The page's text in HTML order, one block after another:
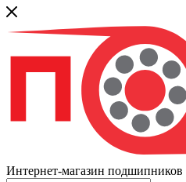
Интернет-магазин